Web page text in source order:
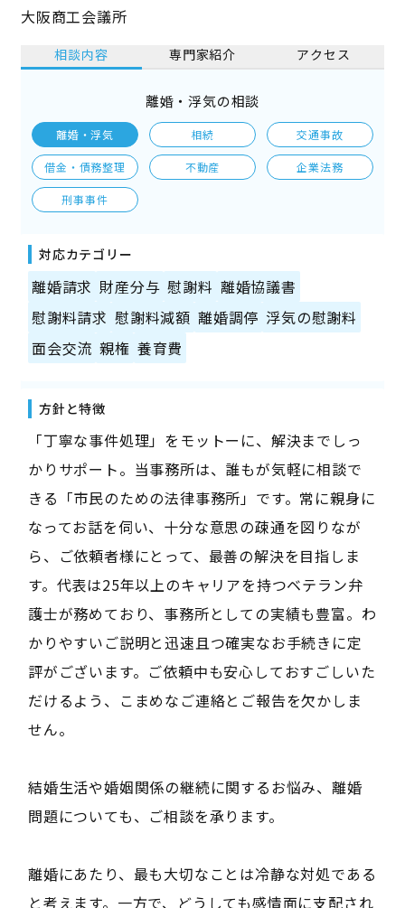
大阪商工会議所
相談内容 専門家紹介 アクセス
離婚・浮気の相談
離婚・浮気 相続 交通事故
借金・債務整理 不動産 企業法務
刑事事件
対応カテゴリー
離婚請求 財産分与 慰謝料 離婚協議書
慰謝料請求 慰謝料減額 離婚調停 浮気の慰謝料
面会交流 親権 養育費
方針と特徴
「丁寧な事件処理」をモットーに、解決までしっ
かりサポート。当事務所は、誰もが気軽に相談で
きる「市民のための法律事務所」です。常に親身に
なってお話を伺い、十分な意思の疎通を図りなが
ら、ご依頼者様にとって、最善の解決を目指しま
す。代表は25年以上のキャリアを持つベテラン弁
護士が務めており、事務所としての実績も豊富。わ
かりやすいご説明と迅速且つ確実なお手続きに定
評がございます。ご依頼中も安心しておすごしいた
だけるよう、こまめなご連絡とご報告を欠かしま
せん。
結婚生活や婚姻関係の継続に関するお悩み、離婚
問題についても、ご相談を承ります。
離婚にあたり、最も大切なことは冷静な対処である
と考えます。一方で、どうしても感情面に支配され